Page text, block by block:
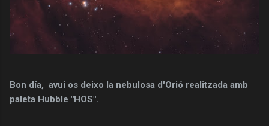
Bon día, avui os deixo la nebulosa d'Orió realitzada amb
paleta Hubble "HOS".